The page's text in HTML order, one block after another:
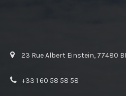
23 Rue Albert Einstein, 77480
+33 1 60 58 58 58